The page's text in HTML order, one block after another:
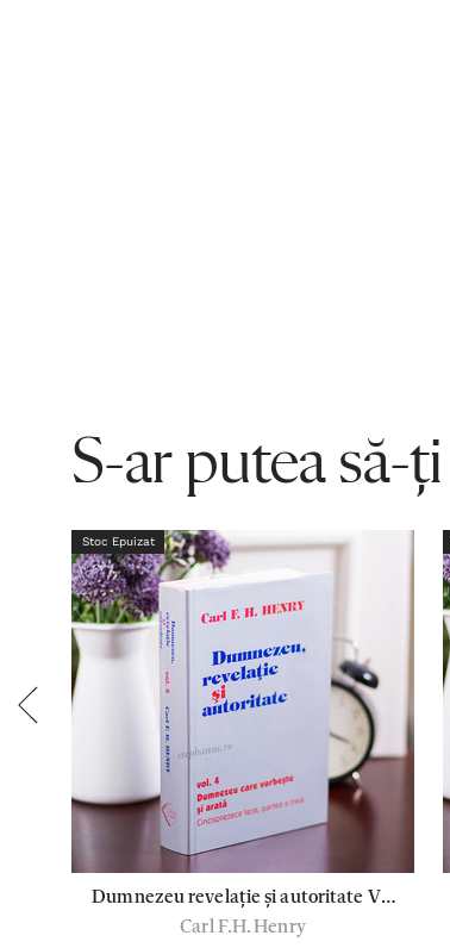
S-ar putea să-
Stoc Epuizat
Dumnezeu revelație și autoritate Vol
4
Carl F.H. Henry